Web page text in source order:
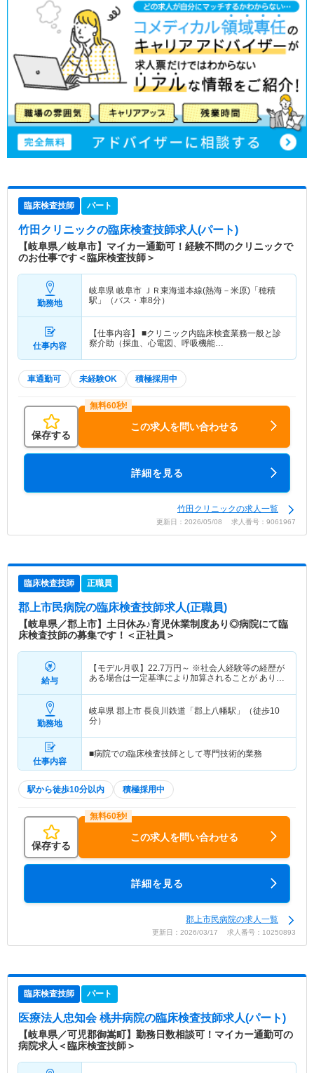
臨床検査技師 パート
竹田クリニックの臨床検査技師求人(パート)
【岐阜県／岐阜市】マイカー通勤可！経験不問のクリニックで
のお仕事です＜臨床検査技師＞
勤務地
岐阜県 岐阜市 ＪＲ東海道本線(熱海－米原)「穂積
駅」（バス・車8分）
仕事内容
【仕事内容】 ■クリニック内臨床検査業務一般と診
察介助（採血、心電図、呼吸機能…
車通勤可 未経験OK 積極採用中
保存する
この求人を問い合わせる
詳細を見る
竹田クリニックの求人一覧
更新日：2026/05/08 求人番号：9061967
臨床検査技師 正職員
郡上市民病院の臨床検査技師求人(正職員)
【岐阜県／郡上市】土日休み♪育児休業制度あり◎病院にて臨
床検査技師の募集です！＜正社員＞
給与
【モデル月収】 22.7万円～ ※社会人経験等の経歴が
ある場合は一定基準により加算されることが ありま
勤務地
岐阜県 郡上市 長良川鉄道「郡上八幡駅」（徒歩10
分）
仕事内容
■病院での臨床検査技師として専門技術的業務
駅から徒歩10分以内 積極採用中
保存する
この求人を問い合わせる
詳細を見る
郡上市民病院の求人一覧
更新日：2026/03/17 求人番号：10250893
臨床検査技師 パート
医療法人忠知会 桃井病院の臨床検査技師求人(パート)
【岐阜県／可児郡御嵩町】勤務日数相談可！マイカー通勤可の
病院求人＜臨床検査技師＞